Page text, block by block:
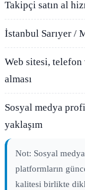
Takipçi satın al
İstanbul Sarıyer /
Web sitesi,
alması
Sosyal medya
yaklaşım
Not: Sosyal
platformların
kalitesi birlikte